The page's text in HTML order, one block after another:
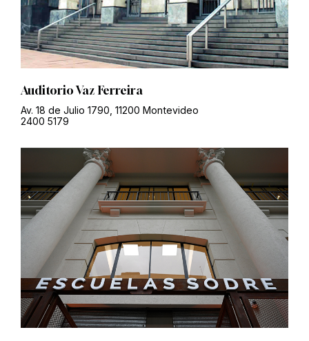
Auditorio Vaz Ferreira
Av. 18 de Julio 1790, 11200 Montevideo
2400 5179